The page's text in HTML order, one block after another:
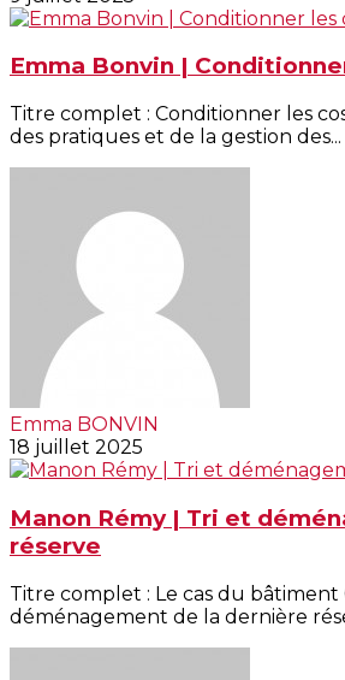
Emma Bonvin |
Titre complet : Conditionner les
des pratiques et de la gestion des...
Emma BONVIN
18 juillet 2025
Manon Rémy | Tri et
réserve
Titre complet : Le cas du bâtiment
déménagement de la dernière